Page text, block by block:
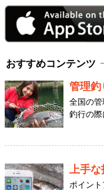
おすすめコンテンツ
管理釣
全国の管
釣行の際
上手
ポイン